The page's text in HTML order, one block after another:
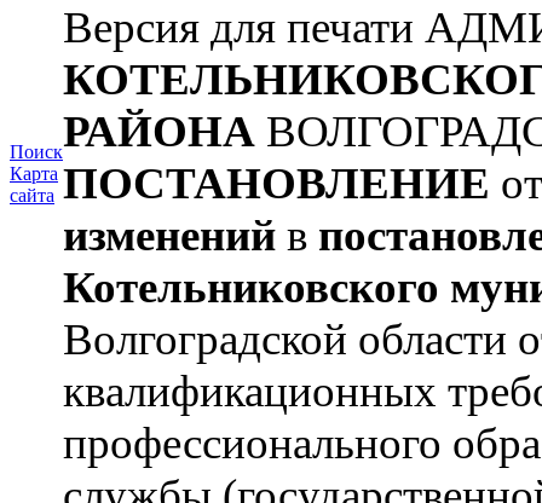
Поиск
Карта
сайта
Версия для печати
РАЙОНА
ПОСТАНОВЛЕНИЕ
изменений в
Котельниковского
Волгоградской области
квалификационных
профессионального